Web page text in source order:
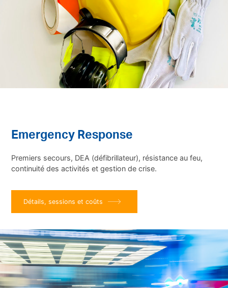
Emergency Response
Premiers secours, DEA (défibrillateur), résistance au feu,
continuité des activités et gestion de crise.
Détails, sessions et coûts